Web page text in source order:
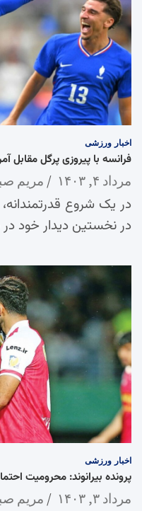
اخبار ورزشی
فرانسه با پیروزی پرگل مقابل
مرداد ۴, ۱۴۰۳ مریم
در یک شروع
در نخستین دیدار خود
اخبار ورزشی
پرونده بیرانوند: محرومیت
مرداد ۳, ۱۴۰۳ مریم